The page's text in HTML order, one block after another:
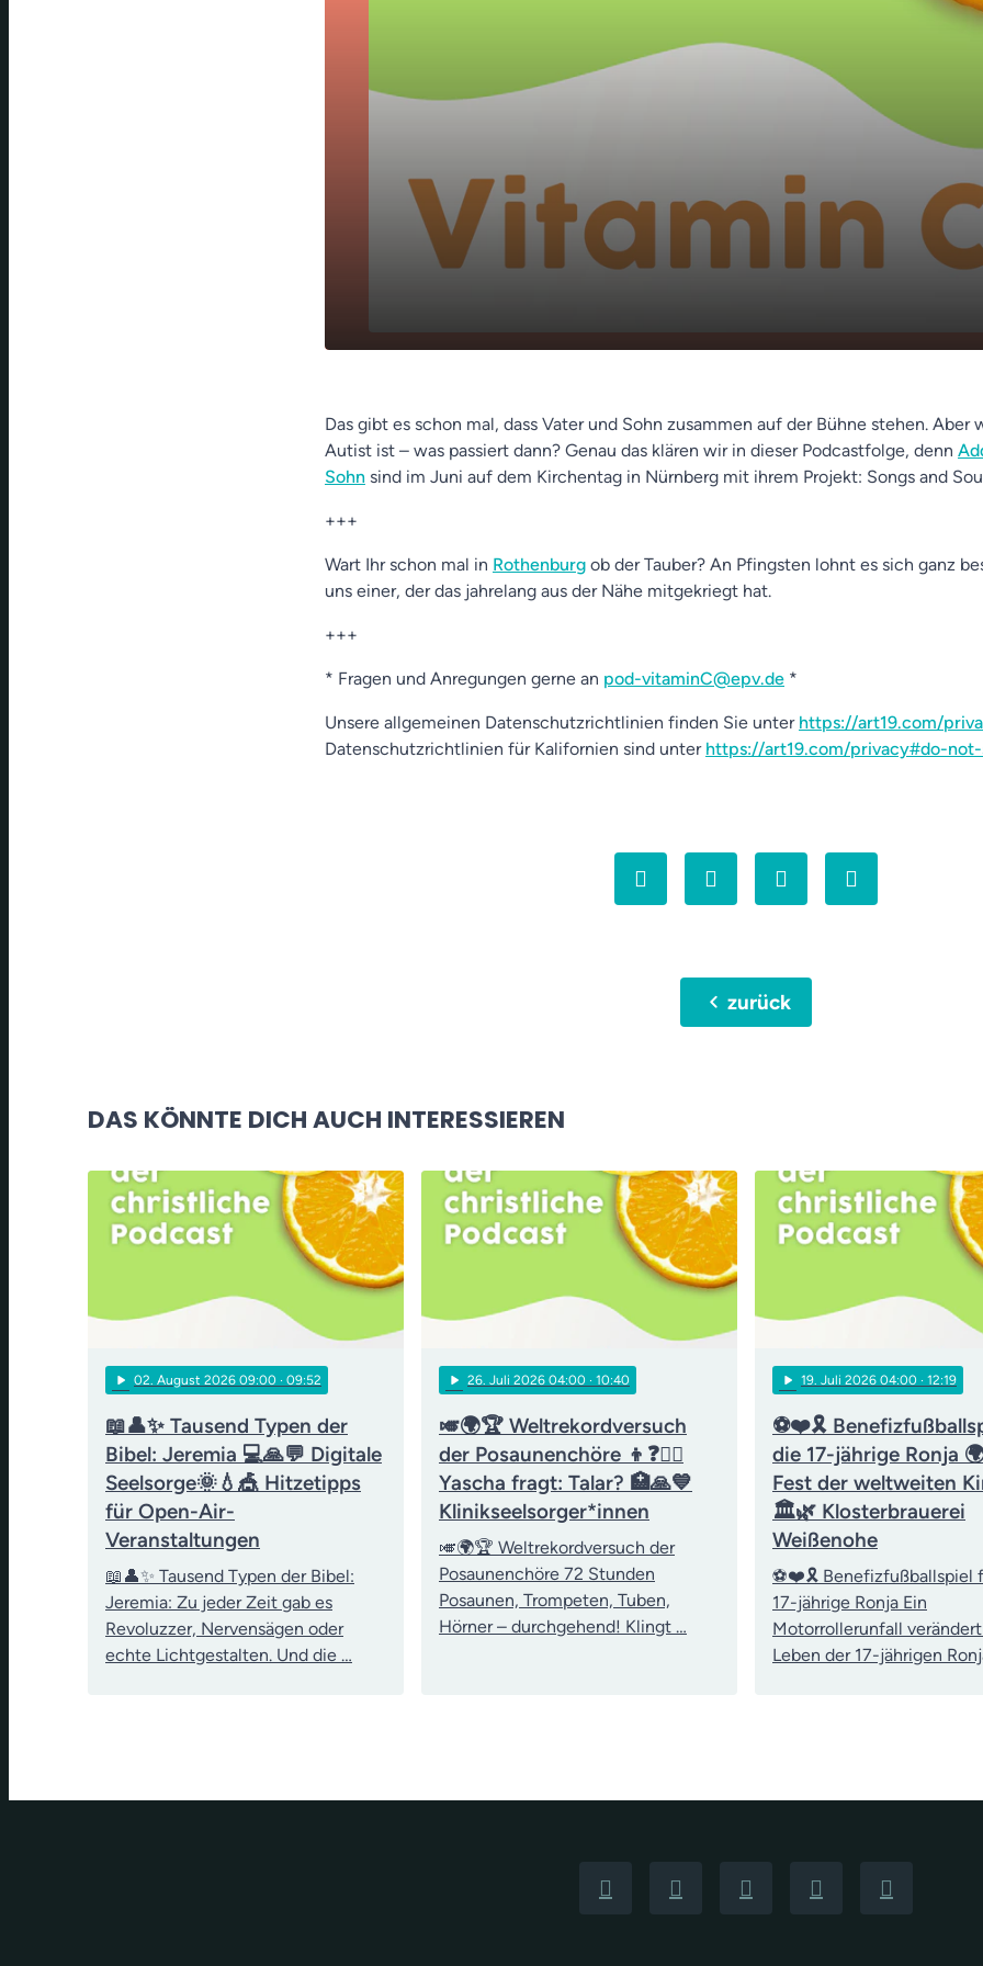
Das gibt es schon mal, dass Vater und Sohn zusammen auf der Bühne stehen. Aber
Autist ist – was passiert dann? Genau das klären wir in dieser Podcastfolge, denn
Sohn sind im Juni auf dem Kirchentag in Nürnberg mit ihrem Projekt: Songs and
+++
Wart Ihr schon mal in Rothenburg ob der Tauber? An Pfingsten lohnt es sich ganz
uns einer, der das jahrelang aus der Nähe mitgekriegt hat.
+++
* Fragen und Anregungen gerne an pod-vitaminC@epv.de *
Unsere allgemeinen Datenschutzrichtlinien finden Sie unter https://art19.com/
Datenschutzrichtlinien für Kalifornien sind unter https://art19.com/privacy#do-
chevron_leftzurück
DAS KÖNNTE DICH AUCH INTERESSIEREN
play_arrow 02 . August 2026 09:00 · 09:52
📖👤✨ Tausend Typen der
Bibel: Jeremia 💻🙏💬 Digitale
Seelsorge🌞💧🎪 Hitzetipps
für Open-Air-
Veranstaltungen
📖👤✨ Tausend Typen der Bibel:
Jeremia: Zu jeder Zeit gab es
Revoluzzer, Nervensägen oder
echte Lichtgestalten. Und die …
play_arrow 26 . Juli 2026 04:00 · 10:40
🎺🌍🏆 Weltrekordversuch
der Posaunenchöre 👦❓👨‍⚖️
Yascha fragt: Talar? 🏥🙏💙
Klinikseelsorger*innen
🎺🌍🏆 Weltrekordversuch der
Posaunenchöre 72 Stunden
Posaunen, Trompeten, Tuben,
Hörner – durchgehend! Klingt …
play_arrow 19 . Juli 2026 04:00 · 12:19
⚽❤️🎗️
die 17-jährige Ronja
Fest der weltweiten
🏛️🌿 Klosterbrauerei
Weißenohe
⚽❤️🎗️ Benefizfußballspiel
17-jährige Ronja Ein
Motorrollerunfall
Leben der 17-jährigen